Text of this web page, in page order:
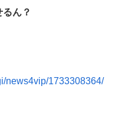
ん？
news4vip/1733308364/